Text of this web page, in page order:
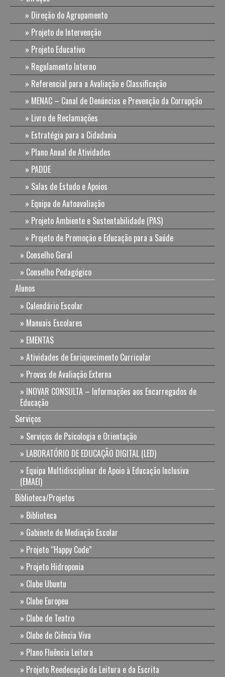
Direção do Agrupamento
Projeto de Intervenção
Projeto Educativo
Regulamento Interno
Referencial para a Avaliação e Classificação
MENAC – Canal de Denúncias e Prevenção da Corrupção
Livro de Reclamações
Estratégia para a Cidadania
Plano Anual de Atividades
PADDE
Salas de Estudo e Apoios
Equipa de Autoavaliação
Projeto Ambiente e Sustentabilidade (PAS)
Projeto de Promoção e Educação para a Saúde
Conselho Geral
Conselho Pedagógico
Alunos
Calendário Escolar
Manuais Escolares
EMENTAS
Atividades de Enriquecimento Curricular
Provas de Avaliação Externa
INOVAR CONSULTA – Informações aos Encarregados de
Educação
Serviços
Serviços de Psicologia e Orientação
LABORATÓRIO DE EDUCAÇÃO DIGITAL (LED)
Equipa Multidisciplinar de Apoio à Educação Inclusiva
(EMAEI)
Biblioteca/Projetos
Biblioteca
Gabinete de Mediação Escolar
Projeto “Happy Code”
Projeto Hidroponia
Clube Ubuntu
Clube Europeu
Clube de Teatro
Clube de Ciência Viva
Plano Fluência Leitora
Projeto Reedecução da Leitura e da Escrita